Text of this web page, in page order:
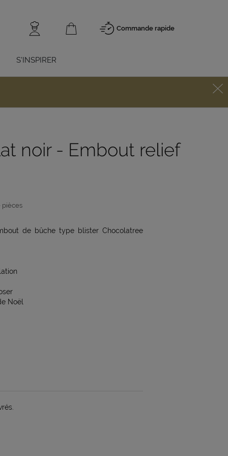
Commande rapide
S'INSPIRER
noir - Embout relief
pièces
de bûche type blister Chocolatree
Noël